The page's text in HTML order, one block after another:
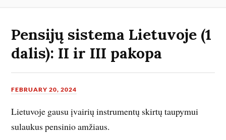
Pensijų sistema Lietuvoje (1
dalis): II ir III pakopa
FEBRUARY 20, 2024
Lietuvoje gausu įvairių instrumentų skirtų taupymui
sulaukus pensinio amžiaus.